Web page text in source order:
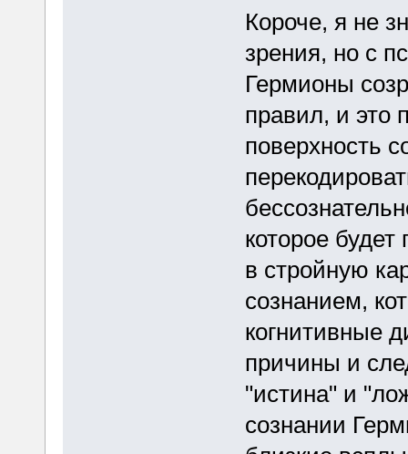
Короче, я не
зрения, но с
Гермионы
правил, и это
поверхность
которое
в стройную
сознанием,
когнитивные
причины и
"истина" и
сознании